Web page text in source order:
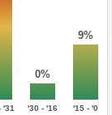
0%
9%
31' - 45' 16' - 30' 0' - 15'